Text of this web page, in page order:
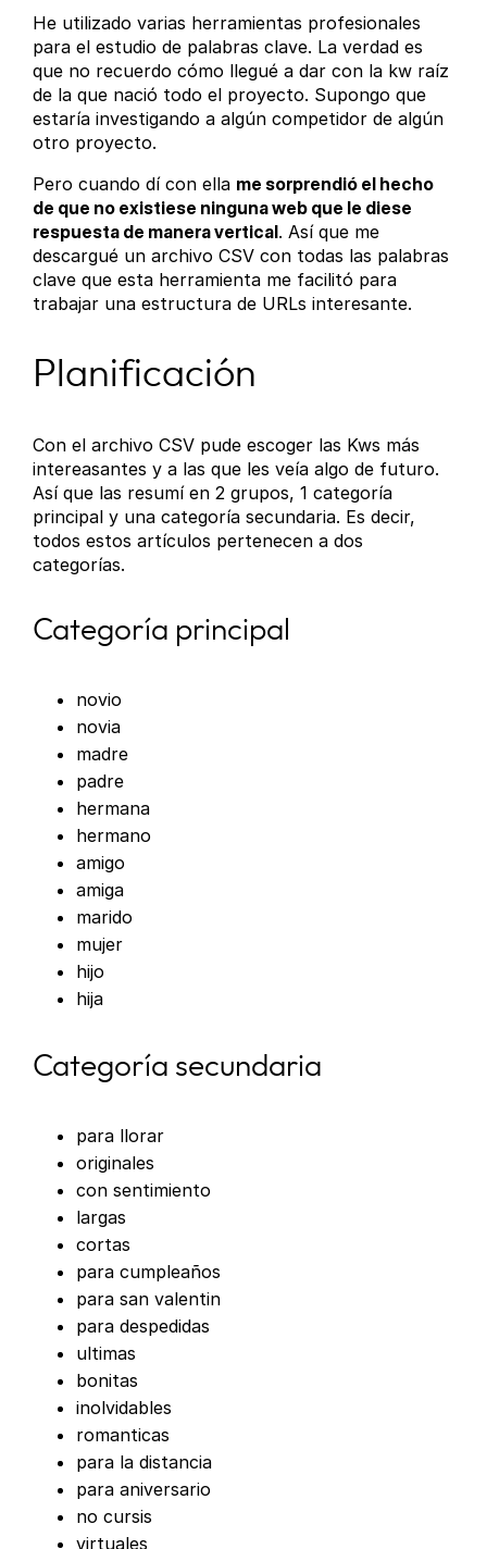
He utilizado varias herramientas profesionales
para el estudio de palabras clave. La verdad es
que no recuerdo cómo llegué a dar con la kw raíz
de la que nació todo el proyecto. Supongo que
estaría investigando a algún competidor de algún
otro proyecto.
Pero cuando dí con ella me sorprendió el hecho
de que no existiese ninguna web que le diese
respuesta de manera vertical. Así que me
descargué un archivo CSV con todas las palabras
clave que esta herramienta me facilitó para
trabajar una estructura de URLs interesante.
Planificación
Con el archivo CSV pude escoger las Kws más
intereasantes y a las que les veía algo de futuro.
Así que las resumí en 2 grupos, 1 categoría
principal y una categoría secundaria. Es decir,
todos estos artículos pertenecen a dos
categorías.
Categoría principal
novio
novia
madre
padre
hermana
hermano
amigo
amiga
marido
mujer
hijo
hija
Categoría secundaria
para llorar
originales
con sentimiento
largas
cortas
para cumpleaños
para san valentin
para despedidas
ultimas
bonitas
inolvidables
romanticas
para la distancia
para aniversario
no cursis
virtuales